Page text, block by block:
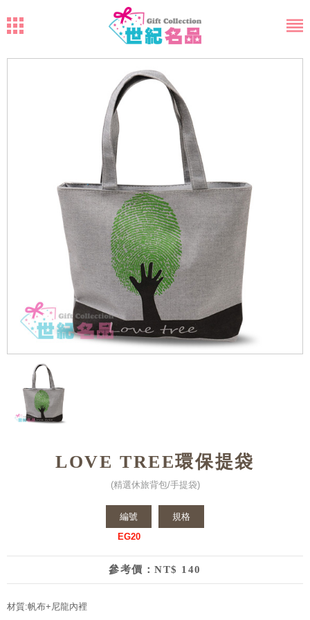
LOVE TREE環保提袋
(精選休旅背包/手提袋)
編號
EG20
規格
參考價：NT$ 140
材質:帆布+尼龍內裡